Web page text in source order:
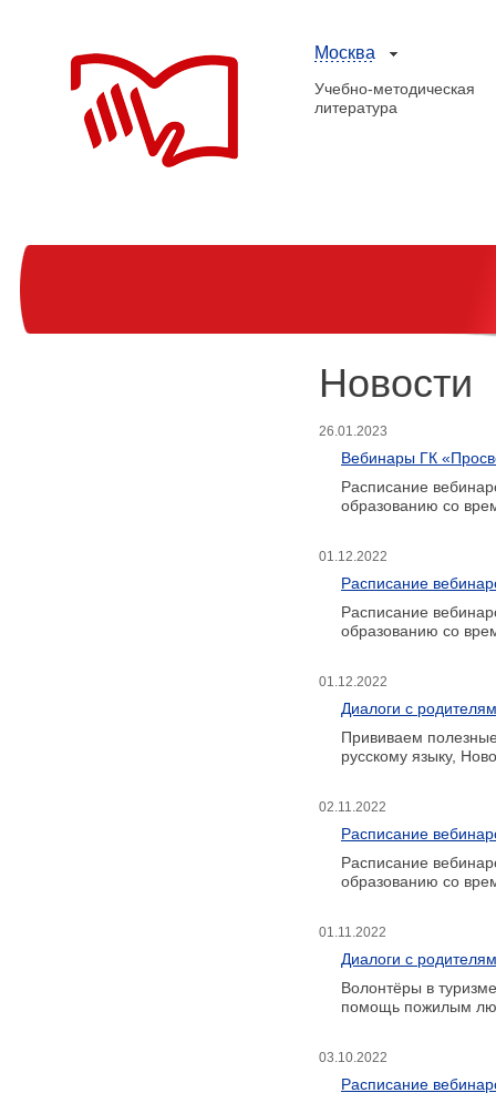
Москва
Учебно-методическая
литература
Новости
26.01.2023
Вебинары ГК
Расписание
образованию со
01.12.2022
Расписание
Расписание
образованию со
01.12.2022
Диалоги с
Прививаем
русскому языку,
02.11.2022
Расписание
Расписание
образованию со
01.11.2022
Диалоги с
Волонтёры в
помощь пожилым
03.10.2022
Расписание